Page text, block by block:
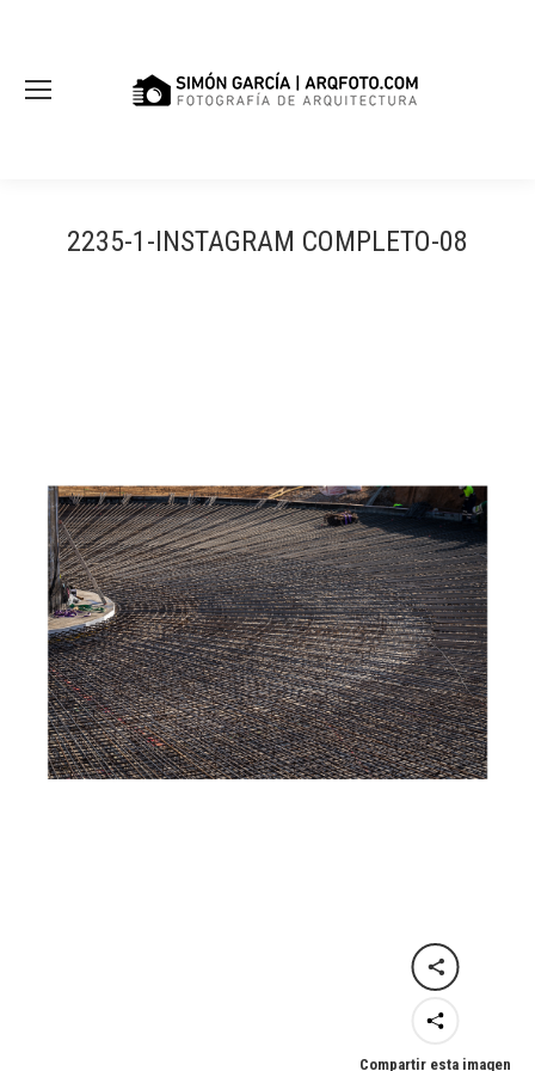
2235-1-INSTAGRAM COMPLETO-08
Compartir esta imagen